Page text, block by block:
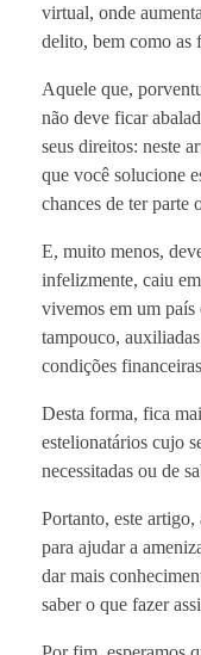
virtual, onde
delito, bem como as
Aquele que,
não deve ficar
seus direitos: neste
que você solucione
chances de ter parte
E, muito menos,
infelizmente, caiu
vivemos em um país
tampouco,
condições
Desta forma, fica
estelionatários cujo
necessitadas ou de
Portanto, este
para ajudar a
dar mais
saber o que fazer